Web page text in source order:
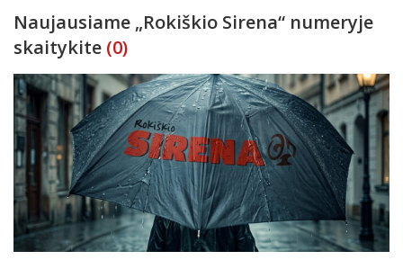
Naujausiame „Rokiškio Sirena“ numeryje
skaitykite (0)